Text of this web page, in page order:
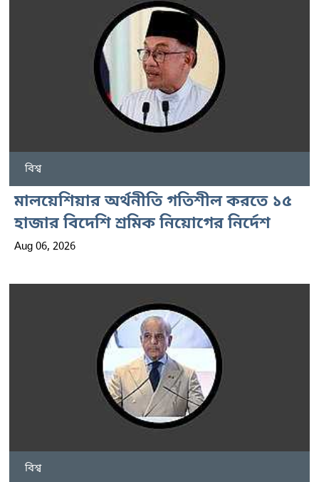
বিশ্ব
মালয়েশিয়ার অর্থনীতি গতিশীল করতে ১৫
হাজার বিদেশি শ্রমিক নিয়োগের নির্দেশ
Aug 06, 2026
বিশ্ব